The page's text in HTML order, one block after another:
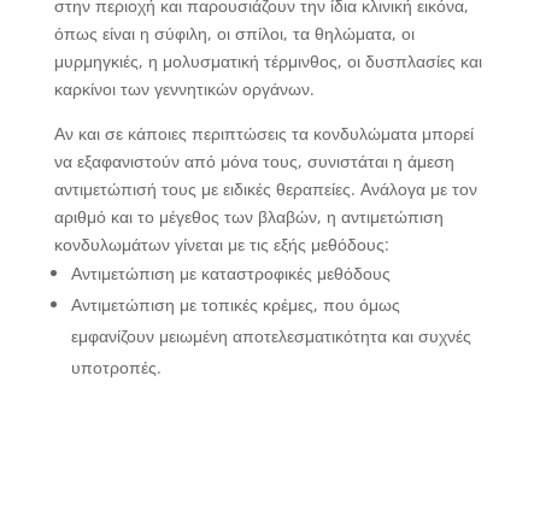
στην περιοχή και παρουσιάζουν την ίδια κλινική εικόνα,
όπως είναι η σύφιλη, οι σπίλοι, τα θηλώματα, οι
μυρμηγκιές, η μολυσματική τέρμινθος, οι δυσπλασίες και
καρκίνοι των γεννητικών οργάνων.
Αν και σε κάποιες περιπτώσεις τα κονδυλώματα μπορεί
να εξαφανιστούν από μόνα τους, συνιστάται η άμεση
αντιμετώπισή τους με ειδικές θεραπείες. Ανάλογα με τον
αριθμό και το μέγεθος των βλαβών, η αντιμετώπιση
κονδυλωμάτων γίνεται με τις εξής μεθόδους:
Αντιμετώπιση με καταστροφικές μεθόδους
Αντιμετώπιση με τοπικές κρέμες, που όμως
εμφανίζουν μειωμένη αποτελεσματικότητα και συχνές
υποτροπές.